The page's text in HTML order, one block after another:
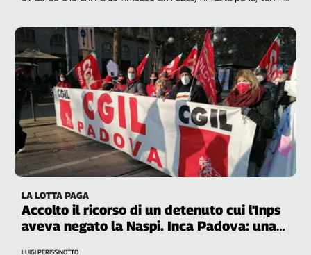
Presidente del tribunale di Palermo, Antonio Balsamo, a
istituire il Consiglio di aiuto sociale e il Comitato per
l’occupazione degli assistiti
LA LOTTA PAGA
Accolto il ricorso di un detenuto cui l'Inps
aveva negato la Naspi. Inca Padova: una
LUIGI PERISSINOTTO